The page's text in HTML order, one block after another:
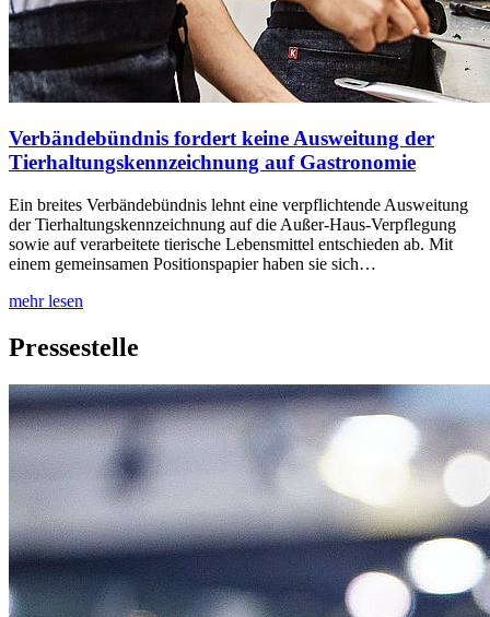
Verbändebündnis fordert keine Ausweitung der
Tierhaltungskennzeichnung auf Gastronomie
Ein breites Verbändebündnis lehnt eine verpflichtende Ausweitung
der Tierhaltungskennzeichnung auf die Außer-Haus-Verpflegung
sowie auf verarbeitete tierische Lebensmittel entschieden ab. Mit
einem gemeinsamen Positionspapier haben sie sich…
mehr lesen
Pressestelle